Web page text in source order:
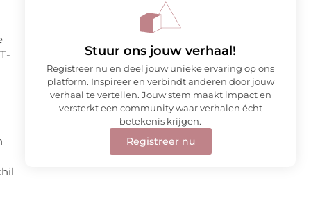
Stuur ons jouw verhaal!
Registreer nu en deel jouw unieke ervaring op ons
platform. Inspireer en verbindt anderen door jouw
verhaal te vertellen. Jouw stem maakt impact en
versterkt een community waar verhalen écht
betekenis krijgen.
Registreer nu